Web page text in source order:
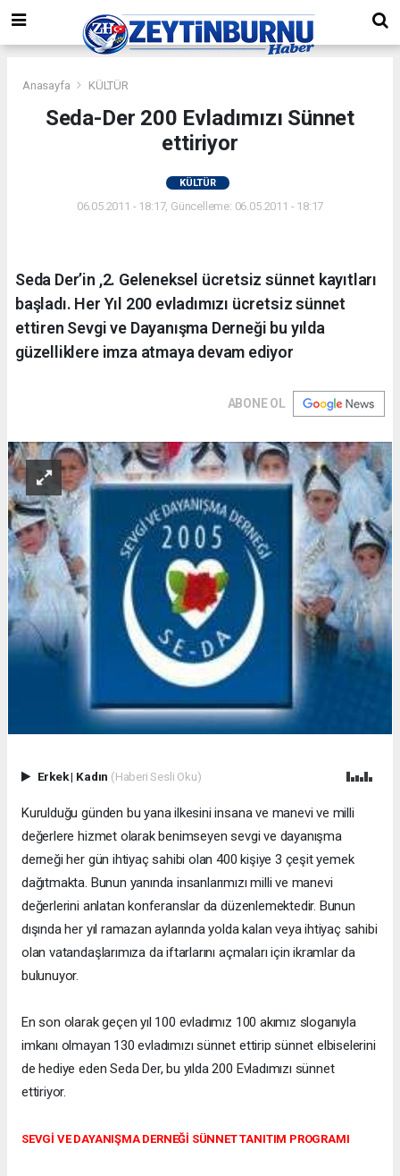
Anasayfa KÜLTÜR
Seda-Der 200 Evladımızı Sünnet
ettiriyor
KÜLTÜR
06.05.2011 - 18:17, Güncelleme: 06.05.2011 - 18:17
Seda Der’in ,2. Geleneksel ücretsiz sünnet kayıtları
başladı. Her Yıl 200 evladımızı ücretsiz sünnet
ettiren Sevgi ve Dayanışma Derneği bu yılda
güzelliklere imza atmaya devam ediyor
ABONE OL
Erkek| Kadın (Haberi Sesli Oku)
Kurulduğu günden bu yana ilkesini insana ve manevi ve milli
değerlere hizmet olarak benimseyen sevgi ve dayanışma
derneği her gün ihtiyaç sahibi olan 400 kişiye 3 çeşit yemek
dağıtmakta. Bunun yanında insanlarımızı milli ve manevi
değerlerini anlatan konferanslar da düzenlemektedir. Bunun
dışında her yıl ramazan aylarında yolda kalan veya ihtiyaç sahibi
olan vatandaşlarımıza da iftarlarını açmaları için ikramlar da
bulunuyor.
En son olarak geçen yıl 100 evladımız 100 akımız sloganıyla
imkanı olmayan 130 evladımızı sünnet ettirip sünnet elbiselerini
de hediye eden Seda Der, bu yılda 200 Evladımızı sünnet
ettiriyor.
SEVGİ VE DAYANIŞMA DERNEĞİ SÜNNET TANITIM PROGRAMI